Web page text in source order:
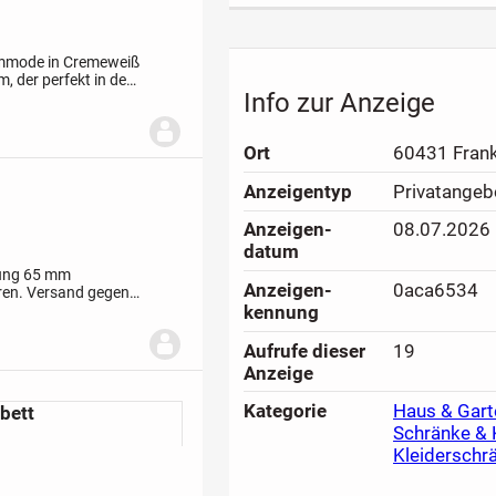
in Cremeweiß
der perfekt in den
diese moderne...
65 mm
Versand gegen
Info zur Anzeige
Ort
60431
Anzeigen­typ
Anzeigen­
datum
08.07.2026
Anzeigen­
kennung
0aca6534
Aufrufe dieser
Anzeige
19
Kategorie Haus &
Schränke &